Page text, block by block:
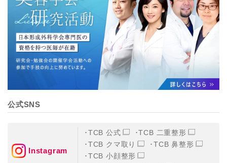
TCBグループは、取り扱う個人情報を、厳正な管理の下
に蓄積・保管し、当該個人情報への不正アクセス・紛
失・破壊・改ざんおよび漏洩等を防止するため、必要か
つ適切な組織的・人的・物理的・技術的防御措置を講じ
ます。
【個人情報の共同利用について】
TCBグループは、【利用目的】達成に必要な範囲で、取
得情報を共同して利用することがあります。
なお、共同利用にあたっては、一般社団法人メディカル
す。
一般社団法人メディカルアライアンス
①共同して利用される情報
公式SNS
Instagram
TCB 公式
TCB 二重整形
TCB クマ取り
TCB 鼻整形
TCB 小顔整形